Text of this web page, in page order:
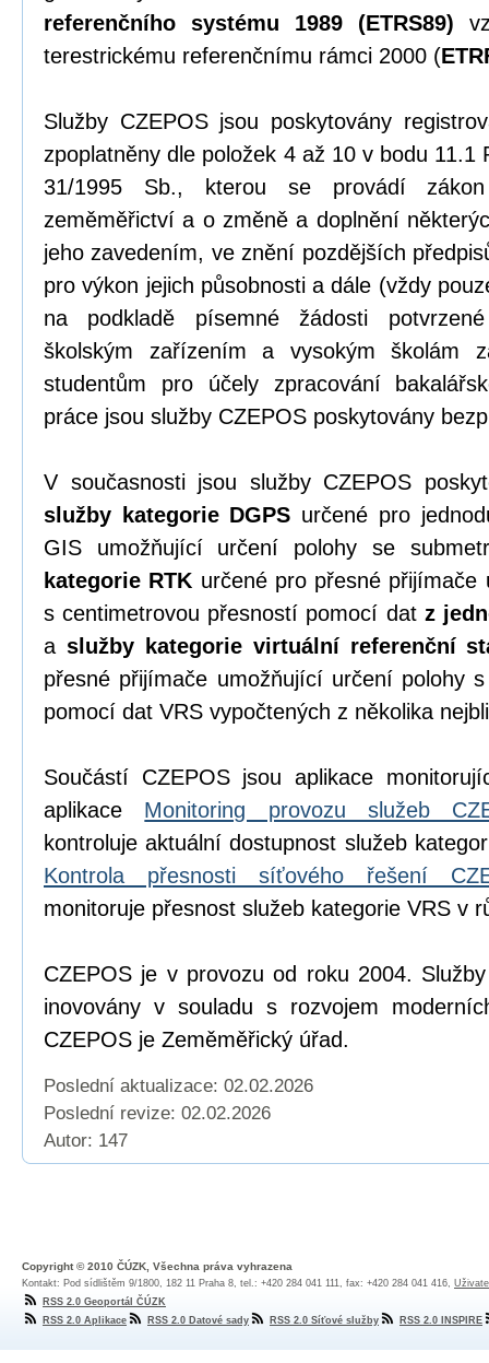
referenčního systému 1989 (ETRS89)
terestrickému referenčnímu rámci 2000 (
Služby CZEPOS jsou poskytovány
zpoplatněny dle položek 4 až 10 v bodu 11.1
31/1995 Sb., kterou se provádí
zeměměřictví a o změně a doplnění
jeho zavedením, ve znění pozdějších
pro výkon jejich působnosti a dále (vždy
na podkladě písemné žádosti
školským zařízením a vysokým školám
studentům pro účely zpracování
práce jsou služby CZEPOS poskytovány
V současnosti jsou služby CZEPOS
služby kategorie DGPS určené pro
GIS umožňující určení polohy se
kategorie RTK určené pro přesné
s centimetrovou přesností pomocí dat z
a služby kategorie virtuální referenční
přesné přijímače umožňující určení polohy
pomocí dat VRS vypočtených z několika
Součástí CZEPOS jsou aplikace
aplikace Monitoring provozu služeb
kontroluje aktuální dostupnost služeb
Kontrola přesnosti síťového řešení
monitoruje přesnost služeb kategorie VRS v
CZEPOS je v provozu od roku 2004.
inovovány v souladu s rozvojem
CZEPOS je Zeměměřický úřad.
Poslední aktualizace: 02.02.2026
Poslední revize: 02.02.2026
Autor: 147
Copyright © 2010 ČÚZK, Všechna práva vyhrazena
Kontakt: Pod sídlištěm 9/1800, 182 11 Praha 8, tel.: +420 284 041 111, fax: +420 284 041 416,
RSS 2.0 Geoportál ČÚZK
RSS 2.0 Aplikace
RSS 2.0 Datové sady RSS 2.0 Síťové služby RSS 2.0 INSPIRE